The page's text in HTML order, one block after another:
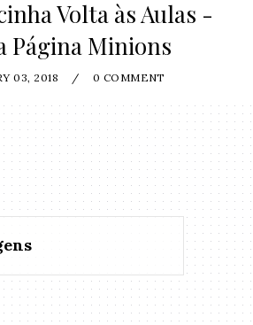
Volta às Aulas -
Página Minions
03, 2018 / 0 COMMENT